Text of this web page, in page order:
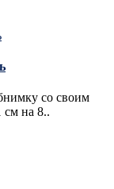
со своим
см на 8..